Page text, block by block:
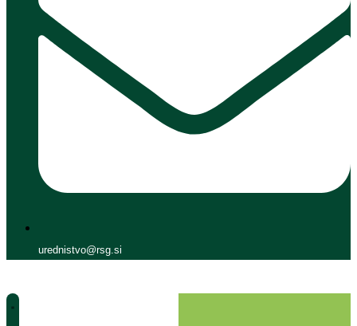
urednistvo@rsg.si